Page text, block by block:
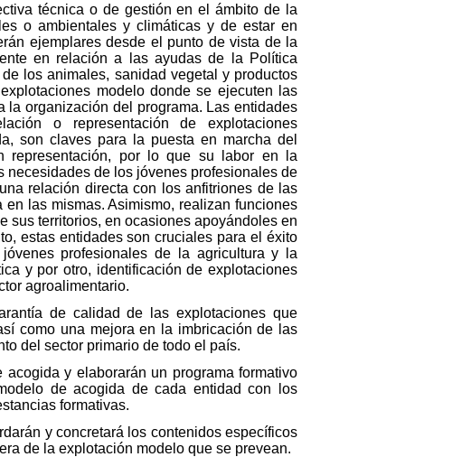
técnica o de gestión en el ámbito de la
o ambientales y climáticas y de estar en
ejemplares desde el punto de vista de la
en relación a las ayudas de la Política
los animales, sanidad vegetal y productos
modelo donde se ejecuten las
la organización del programa. Las entidades
o representación de explotaciones
son claves para la puesta en marcha del
representación, por lo que su labor en la
necesidades de los jóvenes profesionales de
relación directa con los anfitriones de las
las mismas. Asimismo, realizan funciones
sus territorios, en ocasiones apoyándoles en
estas entidades son cruciales para el éxito
profesionales de la agricultura y la
y por otro, identificación de explotaciones
agroalimentario.
de calidad de las explotaciones que
como una mejora en la imbricación de las
del sector primario de todo el país.
y elaborarán un programa formativo
de acogida de cada entidad con los
formativas.
y concretará los contenidos específicos
de la explotación modelo que se prevean.